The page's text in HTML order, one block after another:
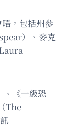
，包括州參
）、麥克
《一級恐
The